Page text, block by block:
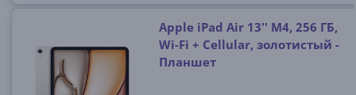
Apple iPad Air 13'' M4, 256 ГБ,
Wi-Fi + Cellular, золотистый -
Планшет